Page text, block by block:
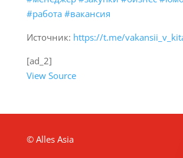
#работа #вакансия
Источник: https://t.me/
[ad_2]
View Source
© Alles Asia